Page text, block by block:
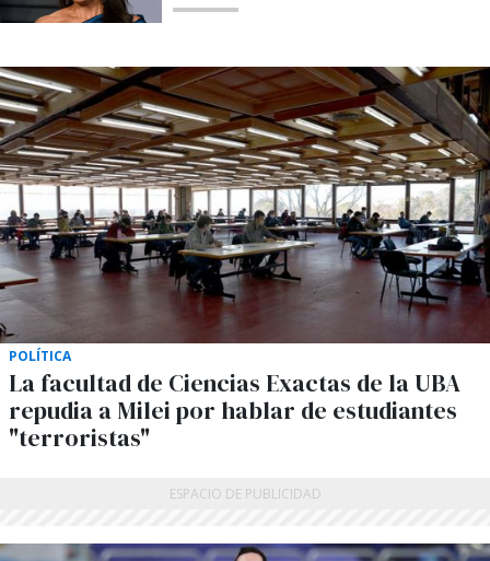
POLÍTICA
La facultad de Ciencias Exactas de la UBA
repudia a Milei por hablar de estudiantes
"terroristas"